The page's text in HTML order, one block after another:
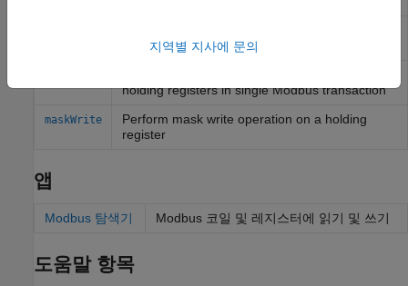
Modbus server
holding registers in single Modbus transaction
maskWrite
Perform mask write operation on a holding
register
앱
Modbus 탐색기 Modbus 코일 및 레지스터에 읽기 및 쓰기
도움말 항목
지역별 지사에 문의